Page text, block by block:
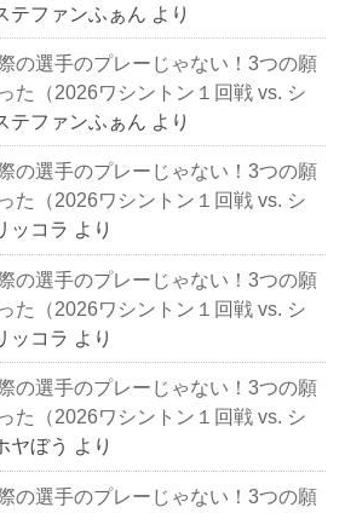
テファンふぁん より
の選手のプレーじゃない！3つの願
た（2026ワシントン１回戦 vs. シ
テファンふぁん より
の選手のプレーじゃない！3つの願
た（2026ワシントン１回戦 vs. シ
ッコラ より
の選手のプレーじゃない！3つの願
た（2026ワシントン１回戦 vs. シ
ッコラ より
の選手のプレーじゃない！3つの願
た（2026ワシントン１回戦 vs. シ
ヤぼう より
の選手のプレーじゃない！3つの願